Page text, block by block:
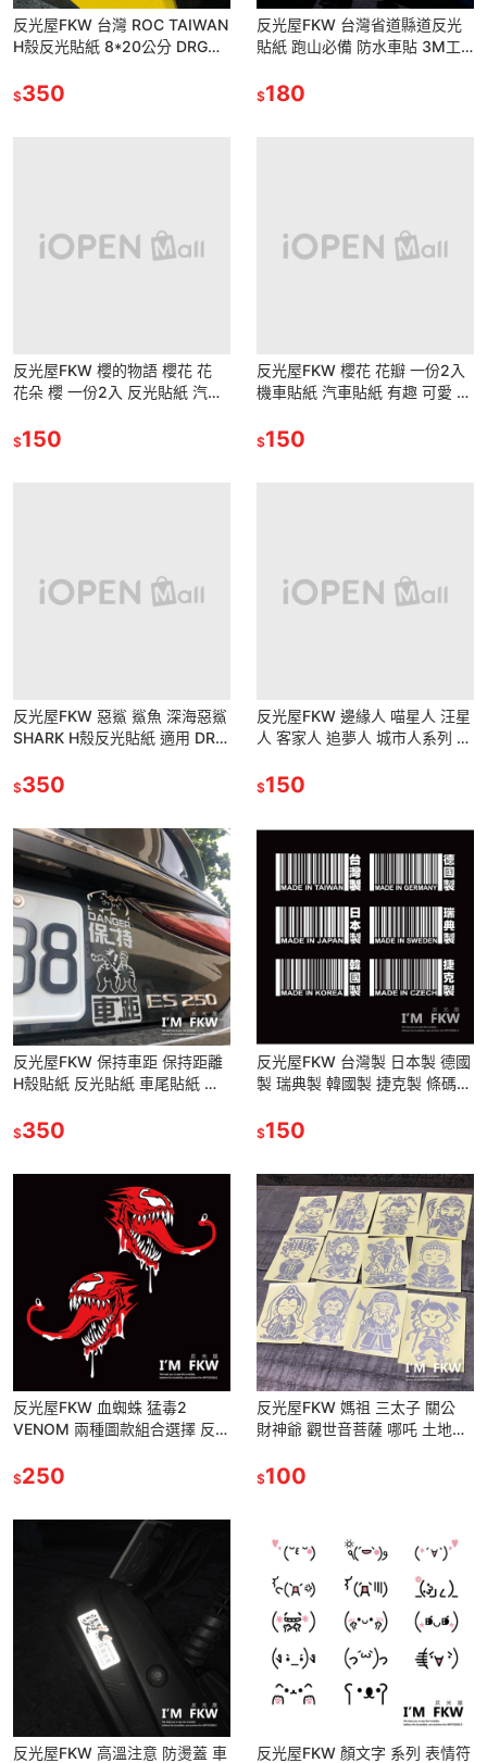
反光屋FKW 台灣 ROC TAIWAN
H殼反光貼紙 8*20公分 DRG
$350
反光屋FKW 台灣省道縣道反光
貼紙 跑山必備 防水車貼 3M工
可客製化文字內容 機車貼紙
$180
反光屋FKW 櫻的物語 櫻花 花
花朵 櫻 一份2入 反光貼紙 汽車
裝飾貼紙
$150
反光屋FKW 櫻花 花瓣 一份2入
機車貼紙 汽車貼紙 有趣 可愛 車
車貼 防水耐曬
$150
反光屋FKW 惡鯊 鯊魚 深海惡鯊
SHARK H殼反光貼紙 適用 DRG
$350
反光屋FKW 邊緣人 喵星人 汪星
人 客家人 追夢人 城市人系列 反
獨家設計 仿冒必就
$150
反光屋FKW 保持車距 保持距離
H殼貼紙 反光貼紙 車尾貼紙 後
JETSL SMAX
$350
反光屋FKW 台灣製 日本製 德國
製 瑞典製 韓國製 捷克製 條碼
汽車貼紙 機車貼紙
$150
反光屋FKW 血蜘蛛 猛毒2
VENOM 兩種圖款組合選擇 反光
水車貼 轉印貼紙
$250
反光屋FKW 媽祖 三太子 關公
財神爺 觀世音菩薩 哪吒 土地公
防水車貼 無底簍空
$100
反光屋FKW 高溫注意 防燙蓋 車
反光屋FKW 顏文字 系列 表情符